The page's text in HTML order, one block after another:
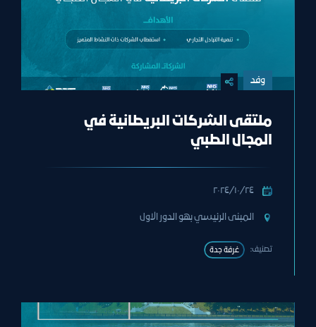
وفد
ملتقى الشركات البريطانية في
المجال الطبي
٢٤‏/١٠‏/٢٠٢٤
المبنى الرئيسي بهو الدور الاول
تصنيف: غرفة جدة